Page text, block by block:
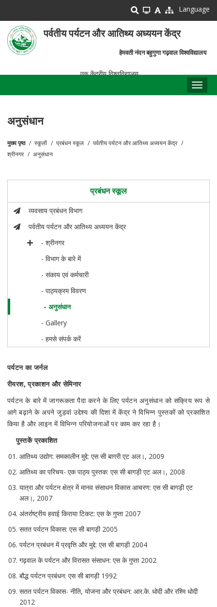
main
content
Language
पर्वतीय पर्यटन और आतिथ्य अध्ययन केंद्र
हेमवती नंदन बहुगुणा गढ़वाल विश्वविद्यालय
एक केंद्रीय विश्वविद्यालय
अनुसंधान
पग
मुख्य पृष्ठ स्कूलों प्रबंधन स्कूल
पर्वतीय पर्यटन और आतिथ्य अध्ययन केंद्र
श्रीनगर
अनुसंधान
प्रबंधन स्कूल
व्यवसाय प्रबंधन विभाग
पर्वतीय पर्यटन और आतिथ्य अध्ययन केंद्र
- श्रीनगर
- विभाग के बारे में
- संकाय एवं कर्मचारी
- पाठ्यक्रम विवरण
- अनुसंधान
- Gallery
- हमसे संपर्क करें
पर्यटन का जर्नल
रीयरश, प्रकाशन और सेमिनार
पर्यटन के बारे में जागरूकता पैदा करने के लिए पर्यटन अनुसंधान को सक्रिय रूप से
आगे बढ़ाने के अपने जुड़वां उद्देश्य की दिशा में केंद्र ने विभिन्न पुस्तकों को प्रकाशित
किया है और लाइन में विभिन्न परियोजनाओं पर काम कर रहा है।
पुस्तकें प्रकाशित
आतिथ्य उद्योग: समकालीन मुद्दे: एस सी बागरी एट अल।, 2009
आतिथ्य का परिचय- एक पाठ्य पुस्तक: एस सी बागड़ी एट अल।, 2008
यात्रा और पर्यटन क्षेत्र में मानव संसाधन विकास आचरण: एस सी बागड़ी एट
अल।, 2007
अंतर्राष्ट्रीय हवाई किराया टिकट: एस के गुप्ता 2007
सतत पर्यटन विकास: एस सी बागड़ी 2005
पर्यटन प्रबंधन में प्रवृत्ति और मुद्दे: एस सी बागड़ी 2004
गढ़वाल के पर्यटन और विरासत संसाधन: एस के गुप्ता 2002
बौद्ध पर्यटन प्रबंधन: एस सी बागड़ी 1992
सतत पर्यटन विकास- नीति, योजना और प्रबंधन: आर.के. धोदी और रश्मि धोदी
2012